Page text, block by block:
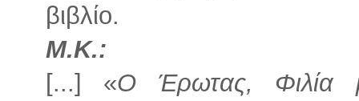
βιβλίο.
Μ.Κ.:
[...] «Ο Έρωτας, Φιλία